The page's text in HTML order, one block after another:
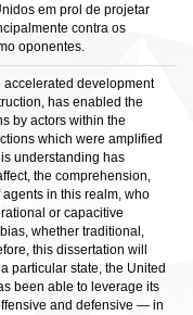
em prol de projetar
contra os
oponentes.
accelerated development
has enabled the
by actors within the
which were amplified
understanding has
the comprehension,
in this realm, who
or capacitive
whether traditional,
this dissertation will
particular state, the United
been able to leverage its
and defensive — in